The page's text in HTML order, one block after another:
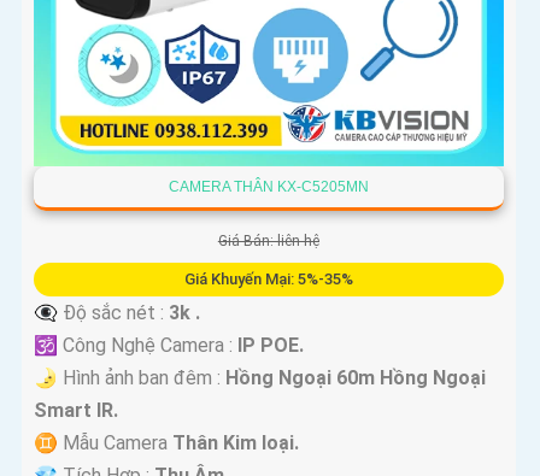
CAMERA THÂN KX-C5205MN
Giá Bán: liên hệ
Giá Khuyến Mại: 5%-35%
👁️‍🗨 Độ sắc nét : 3k .
🕉️ Công Nghệ Camera : IP POE.
🌛 Hình ảnh ban đêm : Hồng Ngoại 60m Hồng Ngoại
Smart IR.
♊ Mẫu Camera Thân Kim loại.